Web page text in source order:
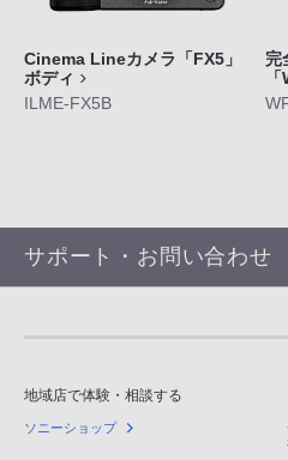
Cinema Lineカメラ「FX5」
ボディ
ILME-FX5B
完
サポート・お問い合わせ
地域店で体験・相談する
ソニーショップ